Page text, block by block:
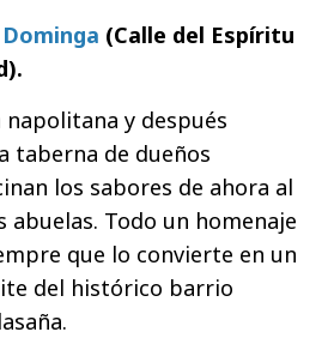
(Calle del Espíritu
napolitana y después
taberna de dueños
los sabores de ahora al
abuelas. Todo un homenaje
que lo convierte en un
del histórico barrio